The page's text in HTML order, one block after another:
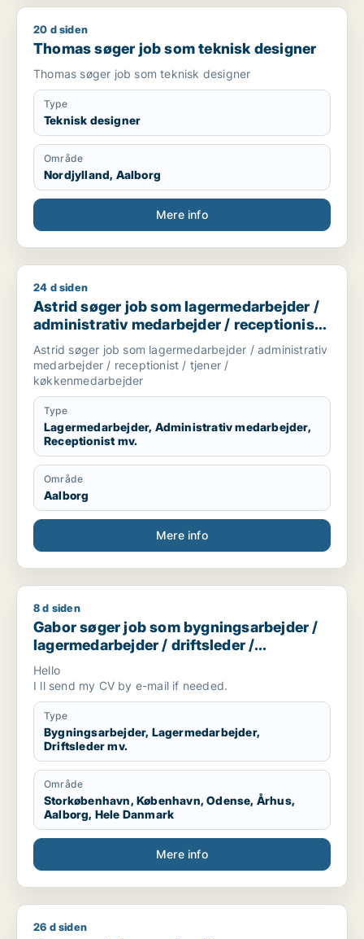
Thomas søger job som teknisk designer
20 d siden
Thomas søger job som teknisk designer
Thomas søger job som teknisk designer
Type
Teknisk designer
Område
Nordjylland, Aalborg
Mere info
Astrid søger job som lagermedarbejder / administrativ
24 d siden
Astrid søger job som lagermedarbejder /
administrativ medarbejder / receptionist /
tjener / køkkenmedarbejder
Astrid søger job som lagermedarbejder / administrativ
medarbejder / receptionist / tjener /
køkkenmedarbejder
Type
Lagermedarbejder, Administrativ medarbejder,
Receptionist mv.
Område
Aalborg
Mere info
Gabor søger job som bygningsarbejder /
8 d siden
Gabor søger job som bygningsarbejder /
lagermedarbejder / driftsleder /
ungarbejder / ufaglært
Hello
I ll send my CV by e-mail if needed.
Type
Bygningsarbejder, Lagermedarbejder,
Driftsleder mv.
Område
Storkøbenhavn, København, Odense, Århus,
Aalborg, Hele Danmark
Mere info
Jeg søger job som chauffør
26 d siden